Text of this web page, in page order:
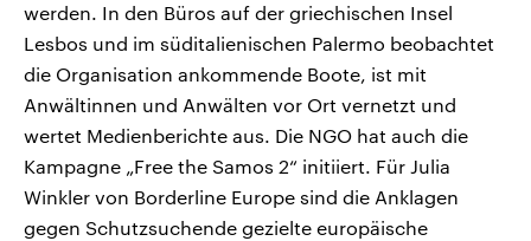
werden. In den Büros auf der griechischen Insel
Lesbos und im süditalienischen Palermo beobachtet
die Organisation ankommende Boote, ist mit
Anwältinnen und Anwälten vor Ort vernetzt und
wertet Medienberichte aus. Die NGO hat auch die
Kampagne „Free the Samos 2“ initiiert. Für Julia
Winkler von Borderline Europe sind die Anklagen
gegen Schutzsuchende gezielte europäische